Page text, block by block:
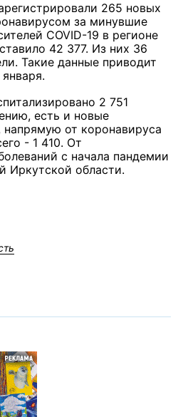
265 новых
за минувшие
СOVID-19 в регионе
42 377. Из них 36
Такие данные приводит
2 751
есть и новые
от коронавируса
- 1 410. От
с начала пандемии
Иркутской области.